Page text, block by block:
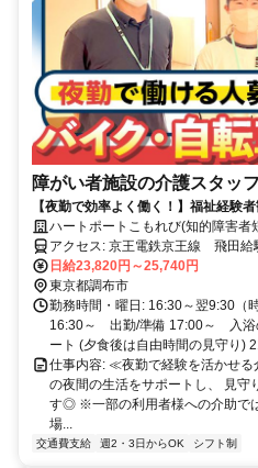
障がい者施設の介護スタッフ
【夜勤で効率よく働く！】福祉経験
代～50代の男性スタッフ活躍中♪Wワ
ハートポートこもれび(知的障害者
アクセス: 京王電鉄京王線 飛田給駅：徒歩14分 西武鉄道多摩川線
多磨駅：徒歩19分
日給23,820円～25,740円
東京都調布市
勤務時間・曜日: 16:30～翌9:30
16:30～ 出勤/準備 17:00～ 入
ート (夕食後は自由時間の見守り)
仕事内容: ≪夜勤で経験を活かせ
の夜間の生活をサポートし、 見守
す◎ ※一部の利用者様への介助で
場...
交通費支給 週2・3日からOK シフト制